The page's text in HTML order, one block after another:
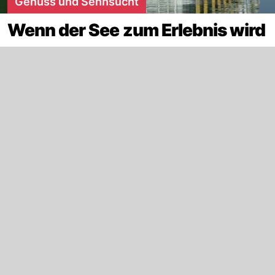
Wenn der See zum Erlebnis wird